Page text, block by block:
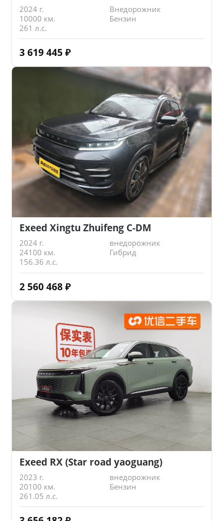
2024 г.
Внедорожник
10000 км.
Бензин
261 л.с.
3 619 445 ₽
Exeed Xingtu Zhuifeng C-DM
2024 г.
внедорожник
24100 км.
Гибрид
156.36 л.с.
2 560 468 ₽
Exeed RX (Star road yaoguang)
2023 г.
внедорожник
20100 км.
Бензин
261.05 л.с.